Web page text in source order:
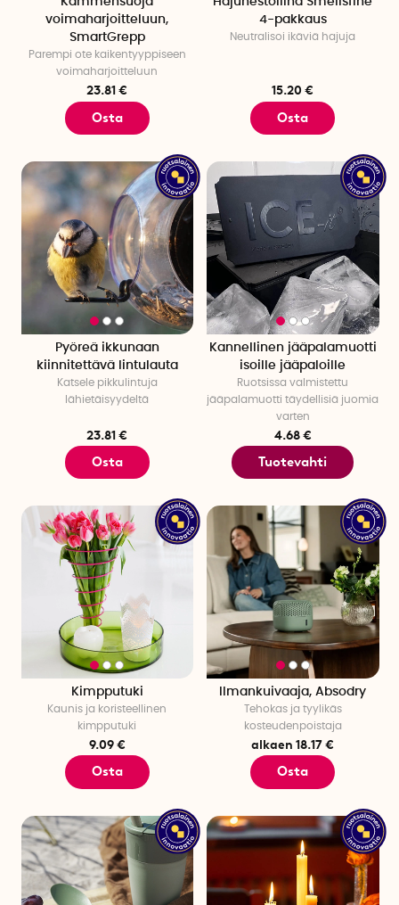
voimaharjoitteluun,
SmartGrepp
Parempi ote kaikentyyppiseen
voimaharjoitteluun
23.81 €
Osta
4-pakkaus
Neutralisoi ikäviä hajuja
15.20 €
Osta
Pyöreä ikkunaan
kiinnitettävä lintulauta
Katsele pikkulintuja
lähietäisyydeltä
23.81 €
Osta
Kannellinen jääpalamuotti
isoille jääpaloille
Ruotsissa valmistettu
jääpalamuotti täydellisiä juomia
varten
4.68 €
Tuotevahti
Kimpputuki
Kaunis ja koristeellinen
kimpputuki
9.09 €
Osta
Ilmankuivaaja, Absodry
Tehokas ja tyylikäs
kosteudenpoistaja
alkaen 18.17 €
Osta